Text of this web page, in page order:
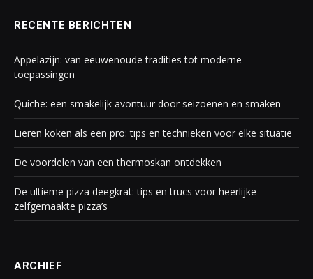
RECENTE BERICHTEN
Appelazijn: van eeuwenoude tradities tot moderne
toepassingen
Quiche: een smakelijk avontuur door seizoenen en smaken
Eieren koken als een pro: tips en technieken voor elke situatie
De voordelen van een thermoskan ontdekken
De ultieme pizza deegkrat: tips en trucs voor heerlijke
zelfgemaakte pizza’s
ARCHIEF